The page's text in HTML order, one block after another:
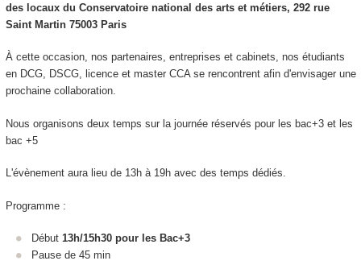
des locaux du Conservatoire national des arts et métiers, 292 rue
Saint Martin 75003 Paris
À cette occasion, nos partenaires, entreprises et cabinets, nos étudiants
en DCG, DSCG, licence et master CCA se rencontrent afin d'envisager une
prochaine collaboration.
Nous organisons deux temps sur la journée réservés pour les bac+3 et les
bac +5
L'évènement aura lieu de 13h à 19h avec des temps dédiés.
Programme :
Début 13h/15h30 pour les Bac+3
Pause de 45 min